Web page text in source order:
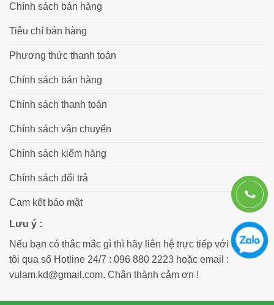
Chính sách bán hàng
Tiêu chí bán hàng
Phương thức thanh toán
Chính sách bán hàng
Chính sách thanh toán
Chính sách vận chuyển
Chính sách kiểm hàng
Chính sách đổi trả
Cam kết bảo mật
Lưu ý :
Nếu bạn có thắc mắc gì thì hãy liên hệ trực tiếp với chúng
tôi qua số Hotline 24/7 : 096 880 2223 hoặc email :
vulam.kd@gmail.com. Chân thành cảm ơn !